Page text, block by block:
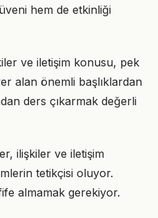
hem de etkinliği
ve iletişim konusu, pek
alan önemli başlıklardan
ders çıkarmak değerli
ilişkiler ve iletişim
tetikçisi oluyor.
almamak gerekiyor.